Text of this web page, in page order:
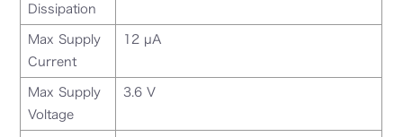
Dissipation
Max Supply
Current
12 µA
Max Supply
Voltage
3.6 V